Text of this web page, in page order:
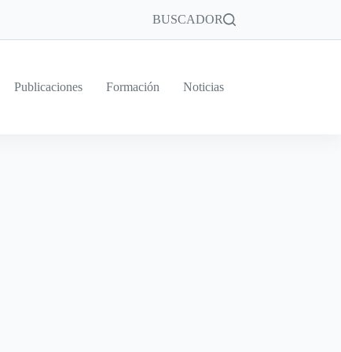
BUSCADOR
Publicaciones Formación Noticias